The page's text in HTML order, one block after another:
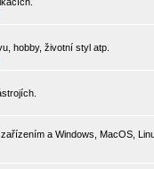
hobby, životní styl atp.
a Windows, MacOS,